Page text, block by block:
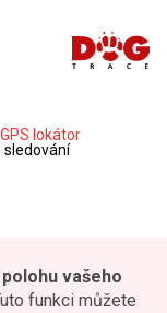
lokátor
sledování
vašeho
funkci můžete